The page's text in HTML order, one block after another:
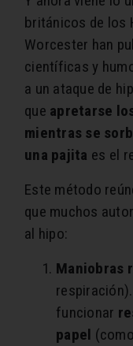
británicos de los
Worcester han
científicas y
a un ataque de
que apretarse
mientras se
una pajita es el
Este método
que muchos
al hipo:
Maniobras
funcionar
papel